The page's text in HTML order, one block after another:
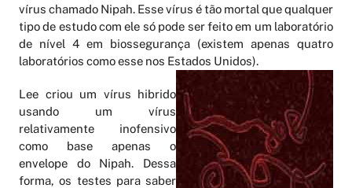
vírus chamado Nipah. Esse vírus é tão mortal que qualquer
tipo de estudo com ele só pode ser feito em um laboratório
de nível 4 em biossegurança (existem apenas quatro
laboratórios como esse nos Estados Unidos).
Lee criou um vírus hibrido
usando um vírus
relativamente inofensivo
como base apenas o
envelope do Nipah. Dessa
forma, os testes para saber